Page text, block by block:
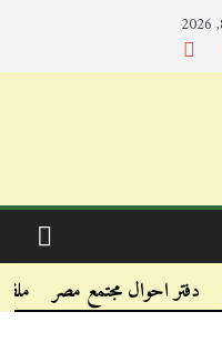
دفتر احوال مجتمع مصر